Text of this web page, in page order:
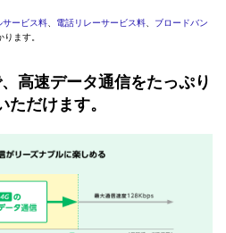
サービス料 電話リレーサービス料
ブロードバン
ます。
高速データ通信をたっぷり
ただけます。